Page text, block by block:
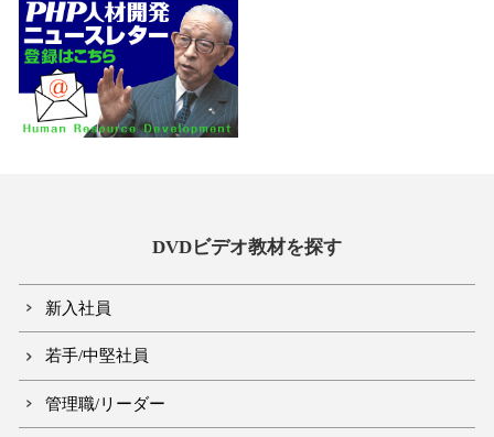
DVDビデオ教材を探す
新入社員
若手/中堅社員
管理職/リーダー